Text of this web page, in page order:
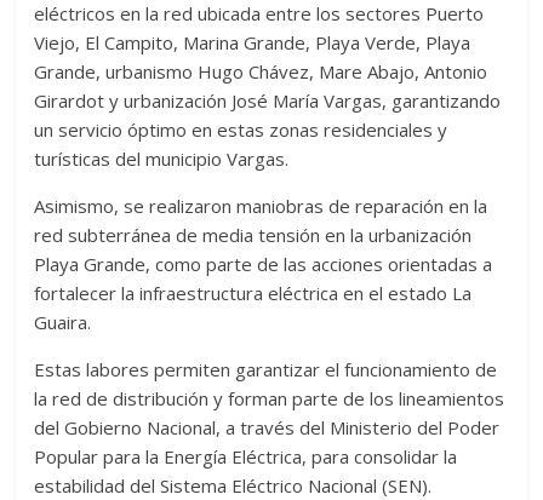
eléctricos en la red ubicada entre los sectores Puerto
Viejo, El Campito, Marina Grande, Playa Verde, Playa
Grande, urbanismo Hugo Chávez, Mare Abajo, Antonio
Girardot y urbanización José María Vargas, garantizando
un servicio óptimo en estas zonas residenciales y
turísticas del municipio Vargas.
Asimismo, se realizaron maniobras de reparación en la
red subterránea de media tensión en la urbanización
Playa Grande, como parte de las acciones orientadas a
fortalecer la infraestructura eléctrica en el estado La
Guaira.
Estas labores permiten garantizar el funcionamiento de
la red de distribución y forman parte de los lineamientos
del Gobierno Nacional, a través del Ministerio del Poder
Popular para la Energía Eléctrica, para consolidar la
estabilidad del Sistema Eléctrico Nacional (SEN).